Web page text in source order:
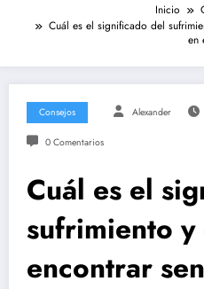
Inicio
Cuál es el significado del
en
Consejos Alexander
0 Comentarios
Cuál es el
sufrimiento
encontrar